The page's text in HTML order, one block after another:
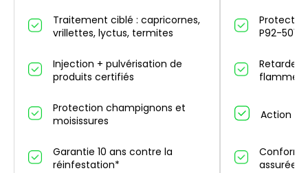
Traitement ciblé : capricornes,
vrillettes, lyctus, termites
Injection + pulvérisation de
produits certifiés
Protection champignons et
moisissures
Garantie 10 ans contre la
réinfestation*
P92-501
Retarde
flammes
Action
assurée